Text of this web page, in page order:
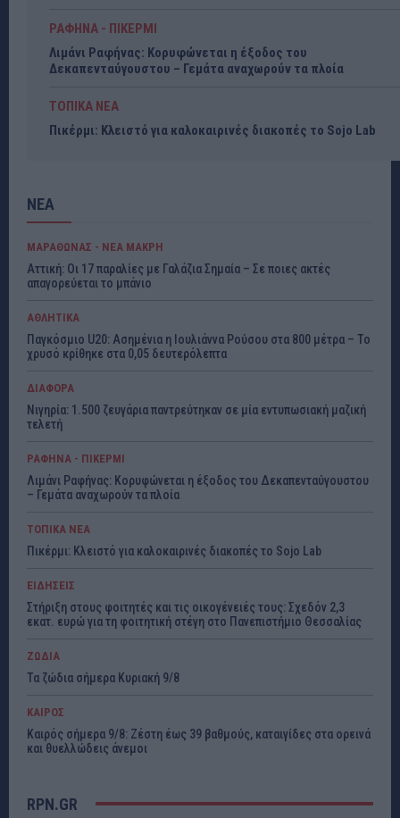
ΡΑΦΗΝΑ - ΠΙΚΕΡΜΙ
Λιμάνι Ραφήνας: Κορυφώνεται η έξοδος του
Δεκαπενταύγουστου – Γεμάτα αναχωρούν τα πλοία
ΤΟΠΙΚΑ ΝΕΑ
Πικέρμι: Κλειστό για καλοκαιρινές διακοπές το Sojo Lab
ΝΕΑ
ΜΑΡΑΘΩΝΑΣ - ΝΕΑ ΜΑΚΡΗ
Αττική: Οι 17 παραλίες με Γαλάζια Σημαία – Σε ποιες ακτές
απαγορεύεται το μπάνιο
ΑΘΛΗΤΙΚΑ
Παγκόσμιο U20: Ασημένια η Ιουλιάννα Ρούσου στα 800 μέτρα – Το
χρυσό κρίθηκε στα 0,05 δευτερόλεπτα
ΔΙΑΦΟΡΑ
Νιγηρία: 1.500 ζευγάρια παντρεύτηκαν σε μία εντυπωσιακή μαζική
τελετή
ΡΑΦΗΝΑ - ΠΙΚΕΡΜΙ
Λιμάνι Ραφήνας: Κορυφώνεται η έξοδος του Δεκαπενταύγουστου
– Γεμάτα αναχωρούν τα πλοία
ΤΟΠΙΚΑ ΝΕΑ
Πικέρμι: Κλειστό για καλοκαιρινές διακοπές το Sojo Lab
ΕΙΔΗΣΕΙΣ
Στήριξη στους φοιτητές και τις οικογένειές τους: Σχεδόν 2,3
εκατ. ευρώ για τη φοιτητική στέγη στο Πανεπιστήμιο Θεσσαλίας
ΖΩΔΙΑ
Τα ζώδια σήμερα Κυριακή 9/8
ΚΑΙΡΟΣ
Καιρός σήμερα 9/8: Ζέστη έως 39 βαθμούς, καταιγίδες στα ορεινά
και θυελλώδεις άνεμοι
RPN.GR